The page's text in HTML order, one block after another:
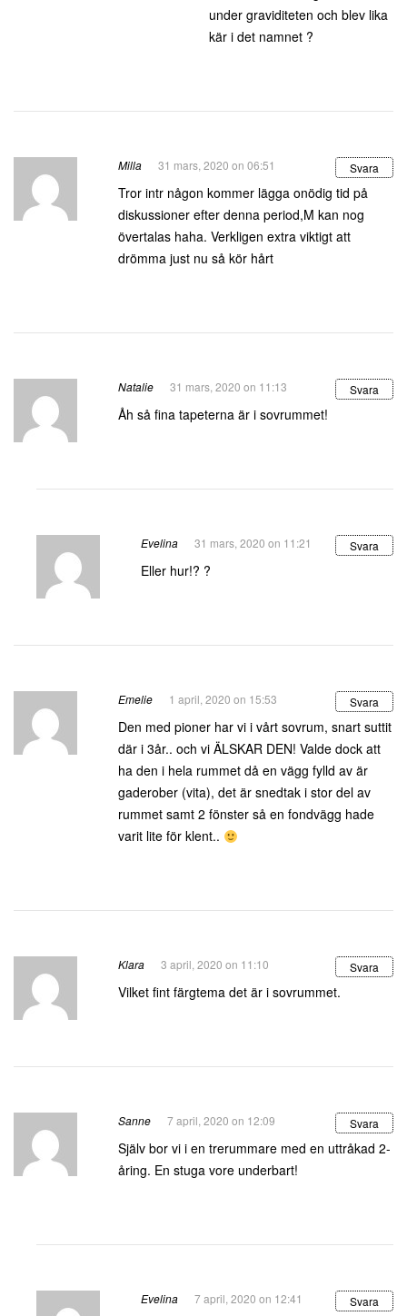
under graviditeten och blev lika
kär i det namnet ?
Milla 31 mars, 2020 on 06:51 Svara
Tror intr någon kommer lägga onödig tid på
diskussioner efter denna period,M kan nog
övertalas haha. Verkligen extra viktigt att
drömma just nu så kör hårt
Natalie 31 mars, 2020 on 11:13 Svara
Åh så fina tapeterna är i sovrummet!
Evelina 31 mars, 2020 on 11:21 Svara
Eller hur!? ?
Emelie 1 april, 2020 on 15:53 Svara
Den med pioner har vi i vårt sovrum, snart suttit
där i 3år.. och vi ÄLSKAR DEN! Valde dock att
ha den i hela rummet då en vägg fylld av är
gaderober (vita), det är snedtak i stor del av
rummet samt 2 fönster så en fondvägg hade
varit lite för klent..
Klara 3 april, 2020 on 11:10 Svara
Vilket fint färgtema det är i sovrummet.
Sanne 7 april, 2020 on 12:09 Svara
Själv bor vi i en trerummare med en uttråkad 2-
åring. En stuga vore underbart!
Evelina 7 april, 2020 on 12:41 Svara